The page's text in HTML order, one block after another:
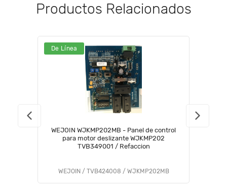
Productos Relacionados
De Línea
WEJOIN WJKMP202MB - Panel de control
para motor deslizante WJKMP202
TVB349001 / Refaccion
WEJOIN / TVB424008 / WJKMP202MB